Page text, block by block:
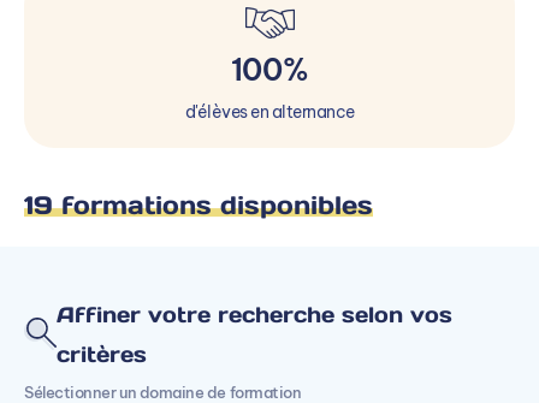
100%
d'élèves en alternance
19 formations disponibles
Affiner votre recherche selon vos
critères
Sélectionner un domaine de formation